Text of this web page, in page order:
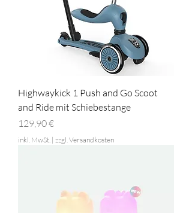
Highwaykick 1 Push and Go Scoot
and Ride mit Schiebestange
Preis
129,90 €
inkl. MwSt. | zzgl. Versandkosten